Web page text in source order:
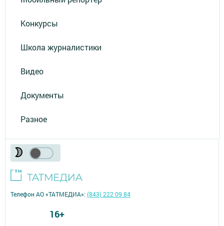
Конкурсы
Школа журналистики
Видео
Документы
Разное
Телефон АО «ТАТМЕДИА»:(843) 222 09 84
16+